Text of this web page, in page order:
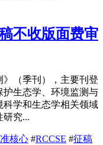
不收版面费审
（季刊），主要刊登
护生态学、环境监测与
学和生态学相关领域
研究...
准核心 #RCCSE #征稿